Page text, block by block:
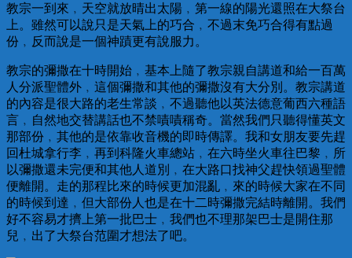
教宗一到來﹐天空就放晴出太陽﹐第一線的陽光還照在大祭台
上。雖然可以說只是天氣上的巧合﹐不過末免巧合得有點過
份﹐反而說是一個神蹟更有說服力。
教宗的彌撒在十時開始﹐基本上隨了教宗親自講道和給一百萬
人分派聖體外﹐這個彌撒和其他的彌撒沒有大分別。教宗講道
的內容是很大路的老生常談﹐不過聽他以英法德意葡西六種語
言﹐自然地交替講話也不禁嘖嘖稱奇。當然我們只聽得懂英文
那部份﹐其他的是依靠收音機的即時傳譯。我和女朋友要先趕
回杜城拿行李﹐再到科隆火車總站﹐在六時坐火車往巴黎﹐所
以彌撒還未完便和其他人道別﹐在大路口找神父趕快領過聖體
便離開。走的那程比來的時候更加混亂﹐來的時候大家在不同
的時候到達﹐但大部份人也是在十二時彌撒完結時離開。我們
好不容易才擠上第一批巴士﹐我們也不理那架巴士是開住那
兒﹐出了大祭台范圍才想法了吧。